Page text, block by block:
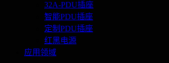
32A-PDU插座
智能PDU插座
定制PDU插座
红黑电源
应用领域